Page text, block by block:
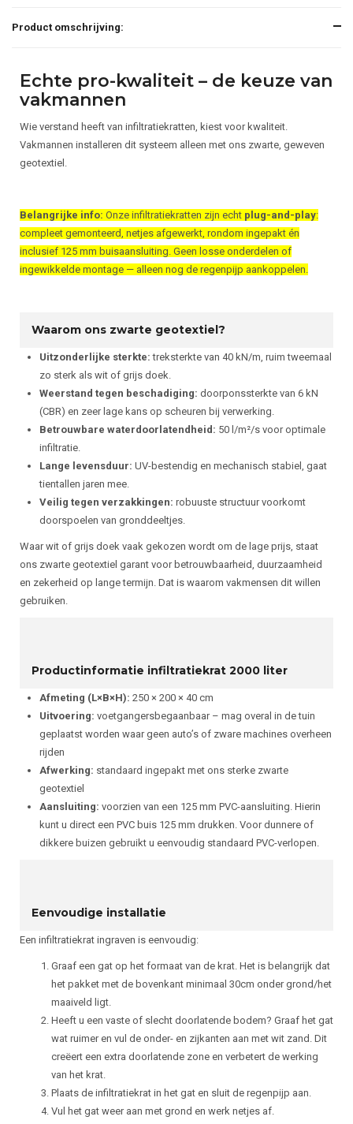
Product omschrijving:
Echte pro-kwaliteit – de keuze van
vakmannen
Wie verstand heeft van infiltratiekratten, kiest voor kwaliteit.
Vakmannen installeren dit systeem alleen met ons zwarte, geweven
geotextiel.
Belangrijke info: Onze infiltratiekratten zijn echt plug-and-play:
compleet gemonteerd, netjes afgewerkt, rondom ingepakt én
inclusief 125 mm buisaansluiting. Geen losse onderdelen of
ingewikkelde montage — alleen nog de regenpijp aankoppelen.
Waarom ons zwarte geotextiel?
Uitzonderlijke sterkte: treksterkte van 40 kN/m, ruim tweemaal
zo sterk als wit of grijs doek.
Weerstand tegen beschadiging: doorponssterkte van 6 kN
(CBR) en zeer lage kans op scheuren bij verwerking.
Betrouwbare waterdoorlatendheid: 50 l/m²/s voor optimale
infiltratie.
Lange levensduur: UV-bestendig en mechanisch stabiel, gaat
tientallen jaren mee.
Veilig tegen verzakkingen: robuuste structuur voorkomt
doorspoelen van gronddeeltjes.
Waar wit of grijs doek vaak gekozen wordt om de lage prijs, staat
ons zwarte geotextiel garant voor betrouwbaarheid, duurzaamheid
en zekerheid op lange termijn. Dat is waarom vakmensen dit willen
gebruiken.
Productinformatie infiltratiekrat 2000 liter
Afmeting (L×B×H): 250 × 200 × 40 cm
Uitvoering: voetgangersbegaanbaar – mag overal in de tuin
geplaatst worden waar geen auto’s of zware machines overheen
rijden
Afwerking: standaard ingepakt met ons sterke zwarte
geotextiel
Aansluiting: voorzien van een 125 mm PVC-aansluiting. Hierin
kunt u direct een PVC buis 125 mm drukken. Voor dunnere of
dikkere buizen gebruikt u eenvoudig standaard PVC-verlopen.
Eenvoudige installatie
Een infiltratiekrat ingraven is eenvoudig:
Graaf een gat op het formaat van de krat. Het is belangrijk dat
het pakket met de bovenkant minimaal 30cm onder grond/het
maaiveld ligt.
Heeft u een vaste of slecht doorlatende bodem? Graaf het gat
wat ruimer en vul de onder- en zijkanten aan met wit zand. Dit
creëert een extra doorlatende zone en verbetert de werking
van het krat.
Plaats de infiltratiekrat in het gat en sluit de regenpijp aan.
Vul het gat weer aan met grond en werk netjes af.